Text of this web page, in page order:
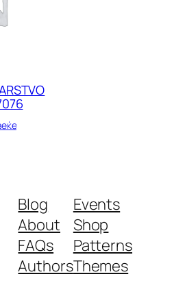
Blog
About
FAQs
Authors
Events
Shop
Patterns
Themes